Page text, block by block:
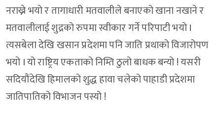
नराख्ने भयो र तागाधारी मतवालीले बनाएको खाना नखाने र
मतवालीलाई शुद्रको रुपमा स्वीकार गर्ने परिपाटी भयो I
त्यसबेला देखि खसान प्रदेशमा पनि जाति प्रथाको विजारोपण
भयो I यो राष्ट्रिय एकताको निम्ति ठुलो बाधक बन्यो ! यसरी
सदियौंदेखि हिमालको शुद्ध हावा चलेको पाहाडी प्रदेशमा
जातिपातिको विभाजन पस्यो !